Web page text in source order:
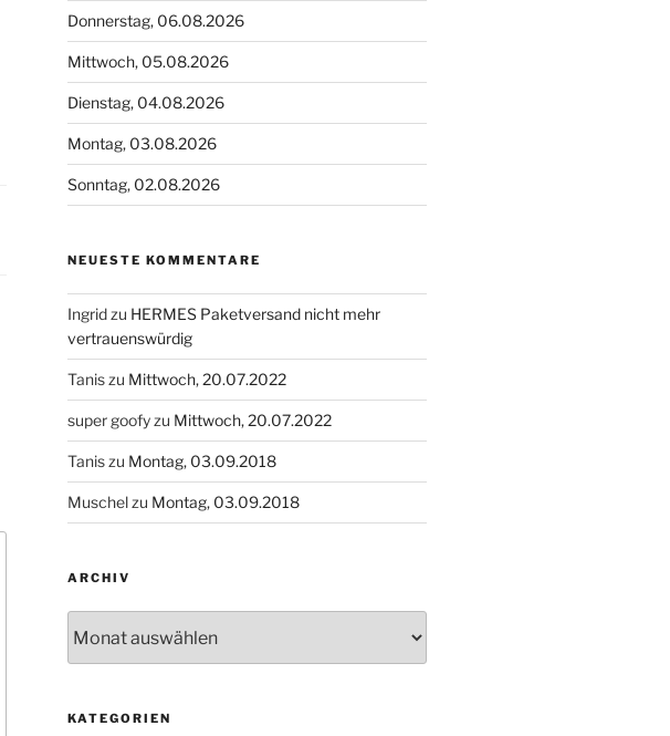
Donnerstag, 06.08.2026
Mittwoch, 05.08.2026
Dienstag, 04.08.2026
Montag, 03.08.2026
Sonntag, 02.08.2026
NEUESTE KOMMENTARE
Ingridzu HERMES Paketversand nicht mehr
vertrauenswürdig
Taniszu Mittwoch, 20.07.2022
super goofyzu Mittwoch, 20.07.2022
Taniszu Montag, 03.09.2018
Muschelzu Montag, 03.09.2018
ARCHIV
KATEGORIEN